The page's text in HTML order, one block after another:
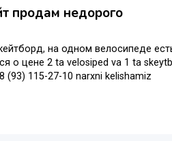
продам недорого
на одном велосипеде
о цене 2 ta velosiped va 1 ta
115-27-10 narxni kelishamiz